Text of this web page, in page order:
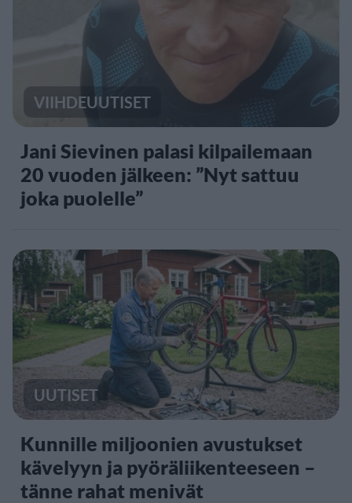
VIIHDEUUTISET
Jani Sievinen palasi kilpailemaan
20 vuoden jälkeen: ”Nyt sattuu
joka puolelle”
UUTISET
Kunnille miljoonien avustukset
kävelyyn ja pyöräliikenteeseen –
tänne rahat menivät